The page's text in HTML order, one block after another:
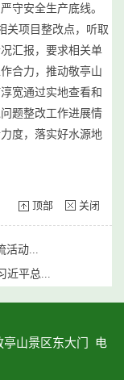
守安全生产底线。
项目整改点，听取
汇报，要求相关单
合力，推动敬亭山
宽通过实地查看和
题整改工作进展情
度，落实好水源地
顶部 关闭
活动...
近平总...
亭山景区东大门 电